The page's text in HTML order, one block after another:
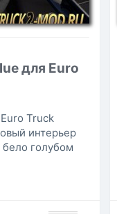
для Euro
Truck
интерьер
бело голубом